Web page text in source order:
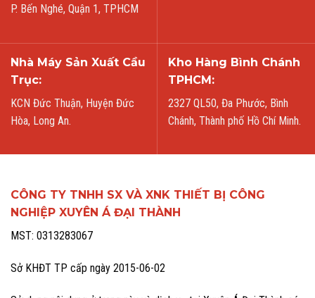
P. Bến Nghé, Quận 1, TPHCM
Nhà Máy Sản Xuất Cầu
Trục:
KCN Đức Thuận, Huyện Đức
Hòa, Long An.
Kho Hàng Bình Chánh
TPHCM:
2327 QL50, Đa Phước, Bình
Chánh, Thành phố Hồ Chí Minh.
CÔNG TY TNHH SX VÀ XNK THIẾT BỊ CÔNG
NGHIỆP XUYÊN Á ĐẠI THÀNH
MST: 0313283067
Sở KHĐT TP cấp ngày 2015-06-02